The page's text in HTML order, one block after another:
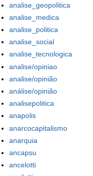
analise_geopolitica
analise_medica
analise_politica
analise_social
analise_tecnologica
analise/opiniao
analise/opinião
análise/opinião
analisepolitica
anapolis
anarcocapitalismo
anarquia
ancapsu
ancelotti